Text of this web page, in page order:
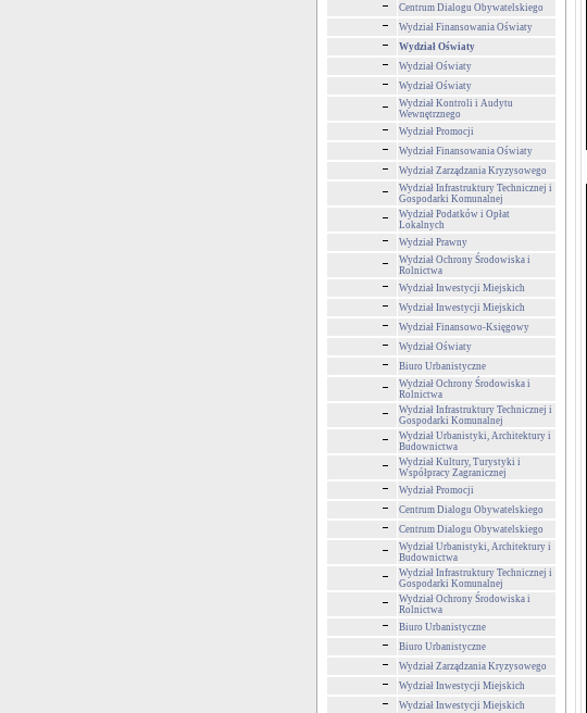
Centrum Dialogu Obywatelskiego
Wydział Finansowania Oświaty
Wydział Oświaty
Wydział Oświaty
Wydział Oświaty
Wydział Kontroli i Audytu
Wewnętrznego
Wydział Promocji
Wydział Finansowania Oświaty
Wydział Zarządzania Kryzysowego
Wydział Infrastruktury Technicznej i
Gospodarki Komunalnej
Wydział Podatków i Opłat
Lokalnych
Wydział Prawny
Wydział Ochrony Środowiska i
Rolnictwa
Wydział Inwestycji Miejskich
Wydział Inwestycji Miejskich
Wydział Finansowo-Księgowy
Wydział Oświaty
Biuro Urbanistyczne
Wydział Ochrony Środowiska i
Rolnictwa
Wydział Infrastruktury Technicznej i
Gospodarki Komunalnej
Wydział Urbanistyki, Architektury i
Budownictwa
Wydział Kultury, Turystyki i
Współpracy Zagranicznej
Wydział Promocji
Centrum Dialogu Obywatelskiego
Centrum Dialogu Obywatelskiego
Wydział Urbanistyki, Architektury i
Budownictwa
Wydział Infrastruktury Technicznej i
Gospodarki Komunalnej
Wydział Ochrony Środowiska i
Rolnictwa
Biuro Urbanistyczne
Biuro Urbanistyczne
Wydział Zarządzania Kryzysowego
Wydział Inwestycji Miejskich
Wydział Inwestycji Miejskich